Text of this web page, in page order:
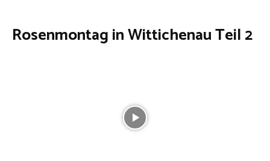
Rosenmontag in Wittichenau Teil 2